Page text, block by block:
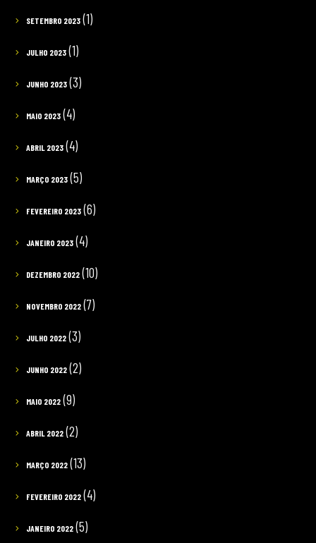
SETEMBRO 2023(1)
JULHO 2023(1)
JUNHO 2023(3)
MAIO 2023(4)
ABRIL 2023(4)
MARÇO 2023(5)
FEVEREIRO 2023(6)
JANEIRO 2023(4)
DEZEMBRO 2022(10)
NOVEMBRO 2022(7)
JULHO 2022(3)
JUNHO 2022(2)
MAIO 2022(9)
ABRIL 2022(2)
MARÇO 2022(13)
FEVEREIRO 2022(4)
JANEIRO 2022(5)